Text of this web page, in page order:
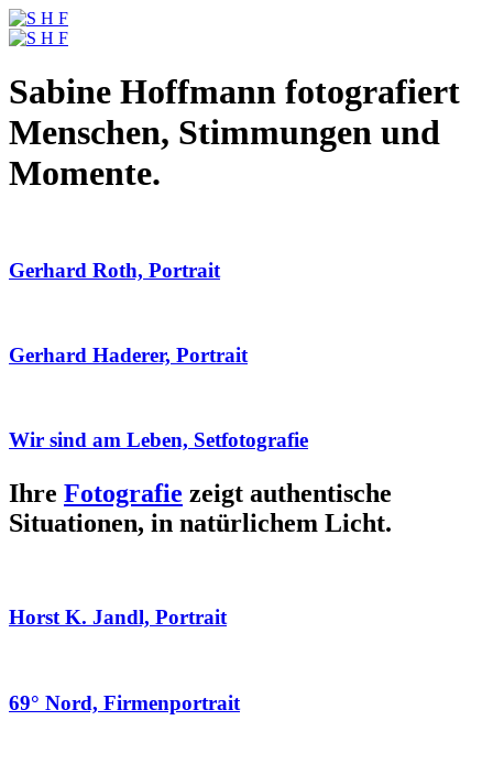
Sabine Hoffmann fotografiert
Menschen, Stimmungen und
Momente.
Gerhard Roth, Portrait
Gerhard Haderer, Portrait
Wir sind am Leben, Setfotografie
Ihre Fotografie zeigt authentische
Situationen, in natürlichem Licht.
Horst K. Jandl, Portrait
69° Nord, Firmenportrait